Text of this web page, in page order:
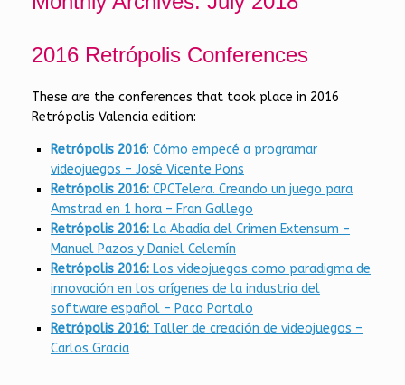
2016 Retrópolis Conferences
These are the conferences that took place in 2016
Retrópolis Valencia edition:
Retrópolis 2016: Cómo empecé a programar
videojuegos – José Vicente Pons
Retrópolis 2016: CPCTelera. Creando un juego para
Amstrad en 1 hora – Fran Gallego
Retrópolis 2016: La Abadía del Crimen Extensum –
Manuel Pazos y Daniel Celemín
Retrópolis 2016: Los videojuegos como paradigma de
innovación en los orígenes de la industria del
software español – Paco Portalo
Retrópolis 2016: Taller de creación de videojuegos –
Carlos Gracia